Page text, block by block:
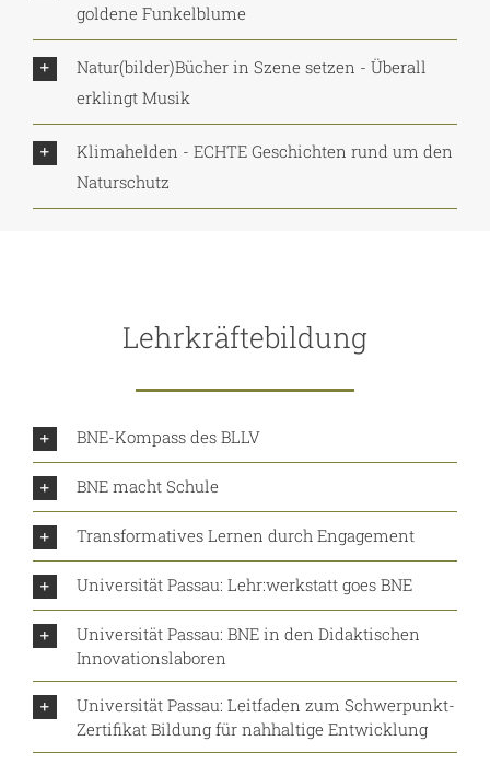
goldene Funkelblume
Natur(bilder)Bücher in Szene setzen - Überall
erklingt Musik
Klimahelden - ECHTE Geschichten rund um den
Naturschutz
Lehrkräftebildung
BNE-Kompass des BLLV
BNE macht Schule
Transformatives Lernen durch Engagement
Universität Passau: Lehr:werkstatt goes BNE
Universität Passau: BNE in den Didaktischen
Innovationslaboren
Universität Passau: Leitfaden zum Schwerpunkt-
Zertifikat Bildung für nahhaltige Entwicklung